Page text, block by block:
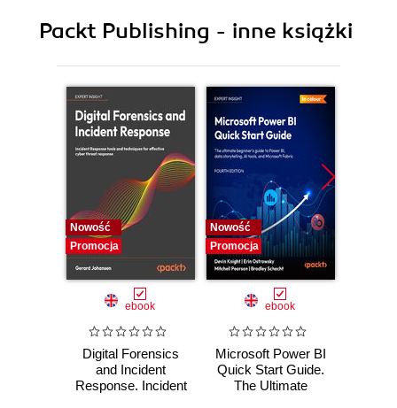
11. Appendix- Testing Locally
Packt Publishing - inne książki
Nowość
Promocja
ebook
Digital Forensics
and Incident
Response. Incident
Nowość
Promocja
ebook
Microsoft Power BI
Quick Start Guide.
The Ultimate